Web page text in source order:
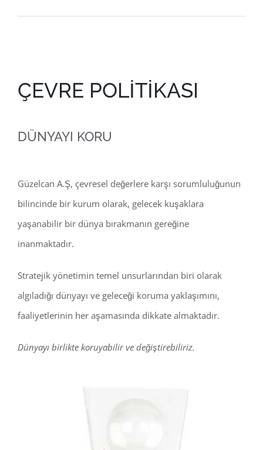
ÇEVRE POLİTİKASI
DÜNYAYI KORU
Güzelcan A.Ş, çevresel değerlere karşı sorumluluğunun
bilincinde bir kurum olarak, gelecek kuşaklara
yaşanabilir bir dünya bırakmanın gereğine
inanmaktadır.
Stratejik yönetimin temel unsurlarından biri olarak
algıladığı dünyayı ve geleceği koruma yaklaşımını,
faaliyetlerinin her aşamasında dikkate almaktadır.
Dünyayı birlikte koruyabilir ve değiştirebiliriz.